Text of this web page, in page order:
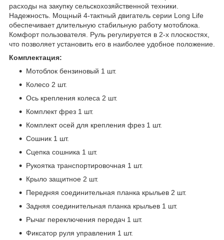
расходы на закупку сельскохозяйственной техники.
Надежность. Мощный 4-тактный двигатель серии Long Life
обеспечивает длительную стабильную работу мотоблока.
Комфорт пользователя. Руль регулируется в 2-х плоскостях,
что позволяет установить его в наиболее удобное положение.
Комплектация:
Мотоблок бензиновый 1 шт.
Колесо 2 шт.
Ось крепления колеса 2 шт.
Комплект фрез 1 шт.
Комплект осей для крепления фрез 1 шт.
Сошник 1 шт.
Сцепка сошника 1 шт.
Рукоятка транспортировочная 1 шт.
Крыло защитное 2 шт.
Передняя соединительная планка крыльев 2 шт.
Задняя соединительная планка крыльев 1 шт.
Рычаг переключения передач 1 шт.
Фиксатор руля управления 1 шт.